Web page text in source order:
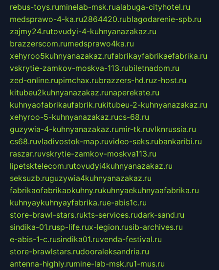
rebus-toys.ruminelab-msk.rualabuga-cityhotel.ru
medsprawo-4-ka.ru2864420.rublagodarenie-spb.ru
zajmy24.rutovudyi-4-kuhnyanazakaz.ru
brazzerscom.rumedsprawo4ka.ru
xehyroo5kuhnyanazakaz.rufabrikayfabrikaefabrika.ru
vskrytie-zamkov-moskva-113.rubiletnadom.ru
zed-online.rupimchax.rubrazzers-hd.ruz-host.ru
kitubeu2kuhnyanazakaz.runaperekate.ru
kuhnyaofabrikaufabrik.rukitubeu-2-kuhnyanazakaz.ru
xehyroo-5-kuhnyanazakaz.rucs-68.ru
guzywia-4-kuhnyanazakaz.rumir-tk.ruvlknrussia.ru
cs68.ruvladivostok-map.ruvideo-seks.rubankaribi.ru
raszar.ruvskrytie-zamkov-moskva113.ru
lipetsktelecom.rutovudyi4kuhnyanazakaz.ru
seksuzb.ruguzywia4kuhnyanazakaz.ru
fabrikaofabrikaokuhny.rukuhnyaekuhnyaafabrika.ru
kuhnyaykuhnyayfabrika.rue-abis1c.ru
store-brawl-stars.rukts-services.rudark-sand.ru
sindika-01.rusp-life.rux-legion.rusib-archives.ru
e-abis-1-c.rusindika01.ruvenda-festival.ru
store-brawlstars.rudooraleksandria.ru
antenna-highly.rumine-lab-msk.ru1-mus.ru